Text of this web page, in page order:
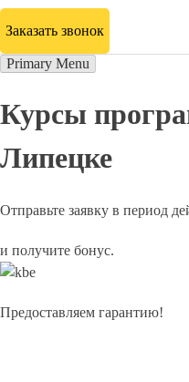
Заказать звонок
Primary Menu
Курсы
Липецке
Отправьте заявку в период
и получите бонус.
Предоставляем гарантию!